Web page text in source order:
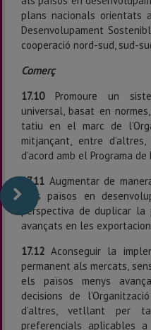
plans nacionals orientats
Desenvolupament
cooperació nord-sud, sud-
Comerç
17.10 Promoure un
universal, basat en
tatiu en el marc de
mitjançant, entre
d’acord amb el Programa
17.11 Augmentar de
dels països en
perspectiva de duplicar
avançats en les
17.12Aconseguir la
permanent als mercats,
els països menys
decisions de
d’altres, vetllant per
preferencials aplicables